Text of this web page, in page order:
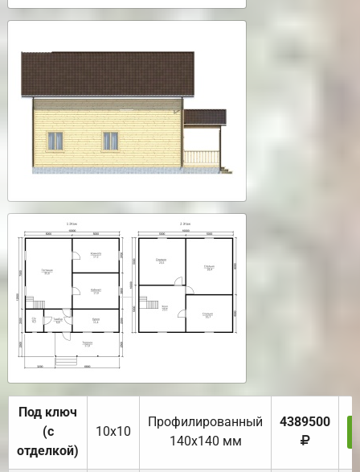
Под ключ
(с
отделкой)
10х10
Профилированный
140х140 мм
4389500